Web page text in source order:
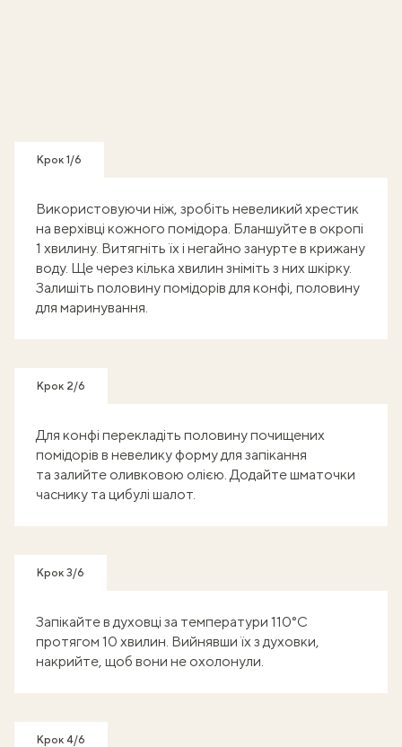
Крок 1/6
Використовуючи ніж, зробіть невеликий хрестик
на верхівці кожного помідора. Бланшуйте в окропі
1 хвилину. Витягніть їх і негайно занурте в крижану
воду. Ще через кілька хвилин зніміть з них шкірку.
Залишіть половину помідорів для конфі, половину
для маринування.
Крок 2/6
Для конфі перекладіть половину почищених
помідорів в невелику форму для запікання
та залийте оливковою олією. Додайте шматочки
часнику та цибулі шалот.
Крок 3/6
Запікайте в духовці за температури 110°C
протягом 10 хвилин. Вийнявши їх з духовки,
накрийте, щоб вони не охолонули.
Крок 4/6